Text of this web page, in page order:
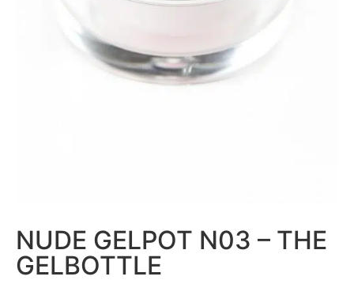
NUDE GELPOT N03 – THE
GELBOTTLE